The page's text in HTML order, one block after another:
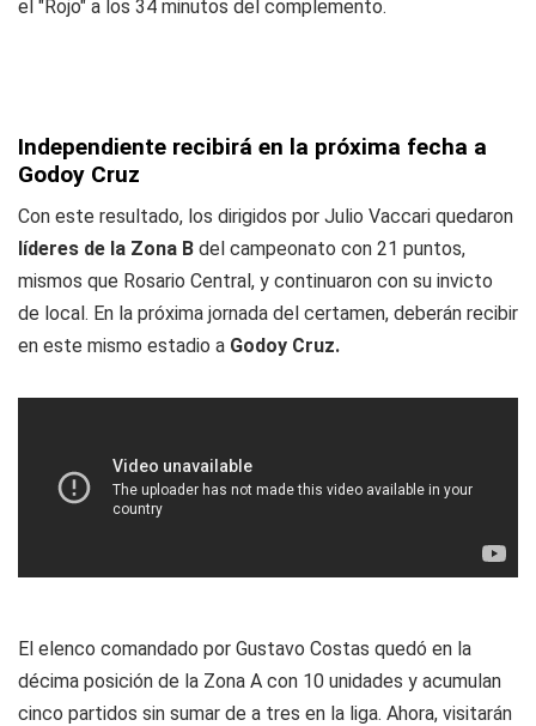
el "Rojo" a los 34 minutos del complemento.
Independiente recibirá en la próxima fecha a
Godoy Cruz
Con este resultado, los dirigidos por Julio Vaccari quedaron
líderes de la Zona B del campeonato con 21 puntos,
mismos que Rosario Central, y continuaron con su invicto
de local. En la próxima jornada del certamen, deberán recibir
en este mismo estadio a Godoy Cruz.
El elenco comandado por Gustavo Costas quedó en la
décima posición de la Zona A con 10 unidades y acumulan
cinco partidos sin sumar de a tres en la liga. Ahora, visitarán